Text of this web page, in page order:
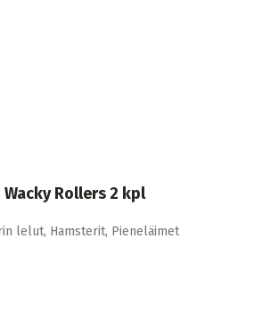
Rollers 2 kpl
lelut, Hamsterit, Pieneläimet